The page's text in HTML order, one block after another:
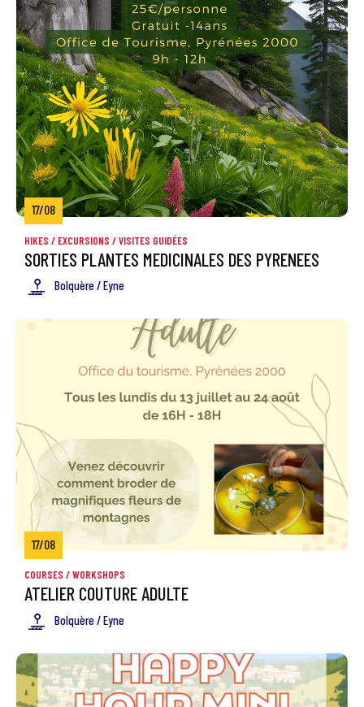
17/08
HIKES / EXCURSIONS /VISITES GUIDÉES
SORTIES PLANTES MEDICINALES DES PYRENEES
Bolquère / Eyne
17/08
COURSES / WORKSHOPS
ATELIER COUTURE ADULTE
Bolquère / Eyne